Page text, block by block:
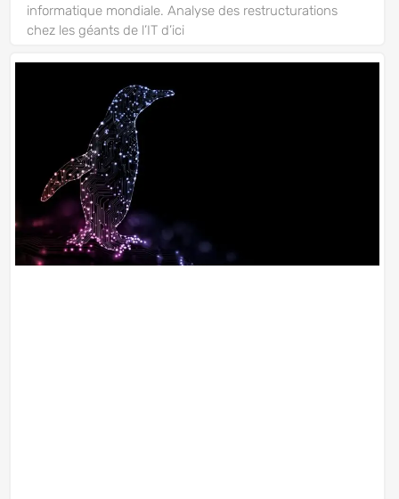
informatique mondiale. Analyse des restructurations
chez les géants de l’IT d’ici